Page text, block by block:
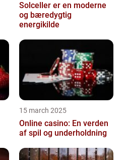
Solceller er en moderne
og bæredygtig
energikilde
15 march 2025
Online casino: En verden
af spil og underholdning